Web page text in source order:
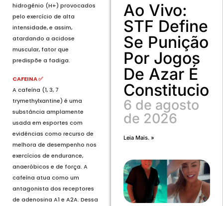
hidrogênio (H+) provocados
pelo exercício de alta
intensidade, e assim,
atardando a acidose
muscular, fator que
predispõe a fadiga.
CAFEINA ✅
A cafeína (1, 3, 7
trymethylxantine) é uma
substância amplamente
usada em esportes com
evidências como recurso de
melhora de desempenho nos
exercícios de endurance,
anaeróbicos e de força. A
cafeína atua como um
antagonista dos receptores
de adenosina A1 e A2A. Dessa
Ao Vivo:
STF Define
Se Punição
Por Jogos
De Azar É
6 de agosto
de 2026
Leia Mais. »